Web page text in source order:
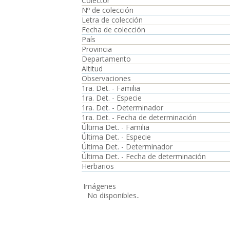
Nº de colección
Letra de colección
Fecha de colección
País
Provincia
Departamento
Altitud
Observaciones
1ra. Det. - Familia
1ra. Det. - Especie
1ra. Det. - Determinador
1ra. Det. - Fecha de determinación
Última Det. - Familia
Última Det. - Especie
Última Det. - Determinador
Última Det. - Fecha de determinación
Herbarios
Imágenes
No disponibles..